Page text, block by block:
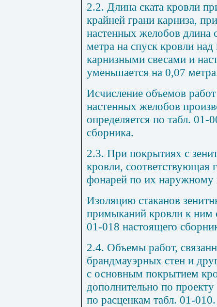
2.2. Длина ската кровли
крайней грани карниза,
настенных желобов длина
метра на спуск кровли
карнизными свесами и
уменьшается на 0,07
Исчисление объемов
настенных желобов
определяется по табл. 01-
сборника.
2.3. При покрытиях с
кровли, соответствующая
фонарей по их наружному
Изоляцию стаканов
примыканий кровли к ним
01-018 настоящего
2.4. Объемы работ,
брандмауэрных стен и
с основным покрытием
дополнительно по
по расценкам табл. 01-010.